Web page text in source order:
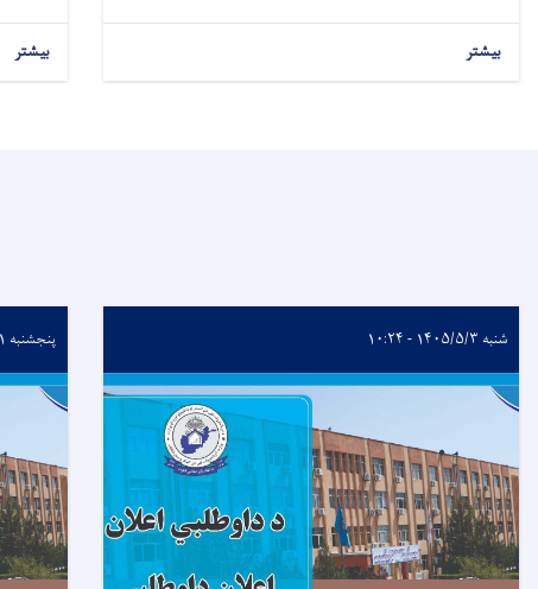
بیشتر بیشتر
شنبه ۱۴۰۵/۵/۳ - ۱۰:۲۴ پنجشنبه ۱۴۰۵/۵/۱ - ۱۰:۲۱